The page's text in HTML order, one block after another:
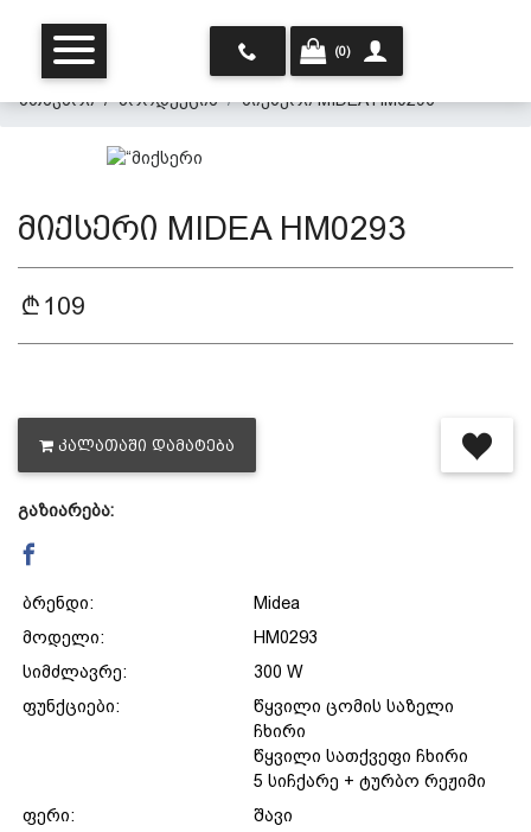
მთავარი
პროდუქცია
პერსონალურ მონაცემთა
დაცვის პოლიტიკა
მიწოდების პირობები
საკონტაქტო ინფორმაცია
წესები და პირობები
(0)
მთავარი პროდუქცია მიქსერი MIDEA HM0293
მიქსერი MIDEA HM0293
109
ᲙᲐᲚᲐᲗᲐᲨᲘ ᲓᲐᲛᲐᲢᲔᲑᲐ
გაზიარება:
ბრენდი:
Midea
მოდელი:
HM0293
სიმძლავრე:
300 W
ფუნქციები:
წყვილი ცომის საზელი
ჩხირი
წყვილი სათქვეფი ჩხირი
5 სიჩქარე + ტურბო რეჟიმი
ფერი:
შავი